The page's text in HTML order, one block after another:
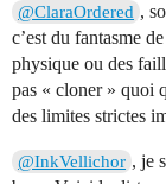
@ClaraOrdered ,
c’est du fantasme
physique ou des
pas « cloner » quoi
des limites strictes
@InkVellichor , je